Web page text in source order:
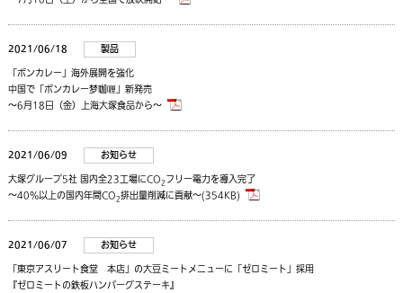
2021/06/18
製品
「ボンカレー」海外展開を強化
中国で「ボンカレー梦咖喱」新発売
～6月18日（金）上海大塚食品から～
2021/06/09
お知らせ
大塚グループ5社 国内全23工場にCO2フリー電力を導入完了
～40%以上の国内年間CO2排出量削減に貢献～(354KB)
2021/06/07
お知らせ
「東京アスリート食堂 本店」の大豆ミートメニューに「ゼロミート」採用
『ゼロミートの鉄板ハンバーグステーキ』